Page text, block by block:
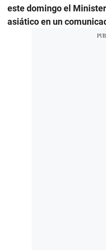
este domingo el
asiático en un